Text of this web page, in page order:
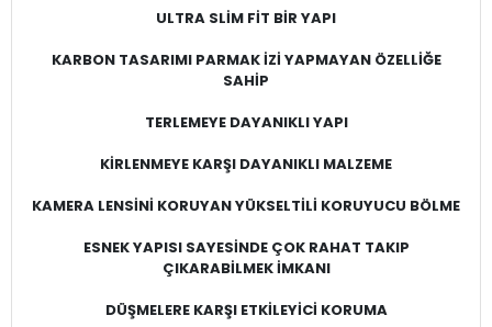
ULTRA SLİM FİT BİR YAPI
KARBON TASARIMI PARMAK İZİ YAPMAYAN ÖZELLİĞE
SAHİP
TERLEMEYE DAYANIKLI YAPI
KİRLENMEYE KARŞI DAYANIKLI MALZEME
KAMERA LENSİNİ KORUYAN YÜKSELTİLİ KORUYUCU BÖLME
ESNEK YAPISI SAYESİNDE ÇOK RAHAT TAKIP
ÇIKARABİLMEK İMKANI
DÜŞMELERE KARŞI ETKİLEYİCİ KORUMA